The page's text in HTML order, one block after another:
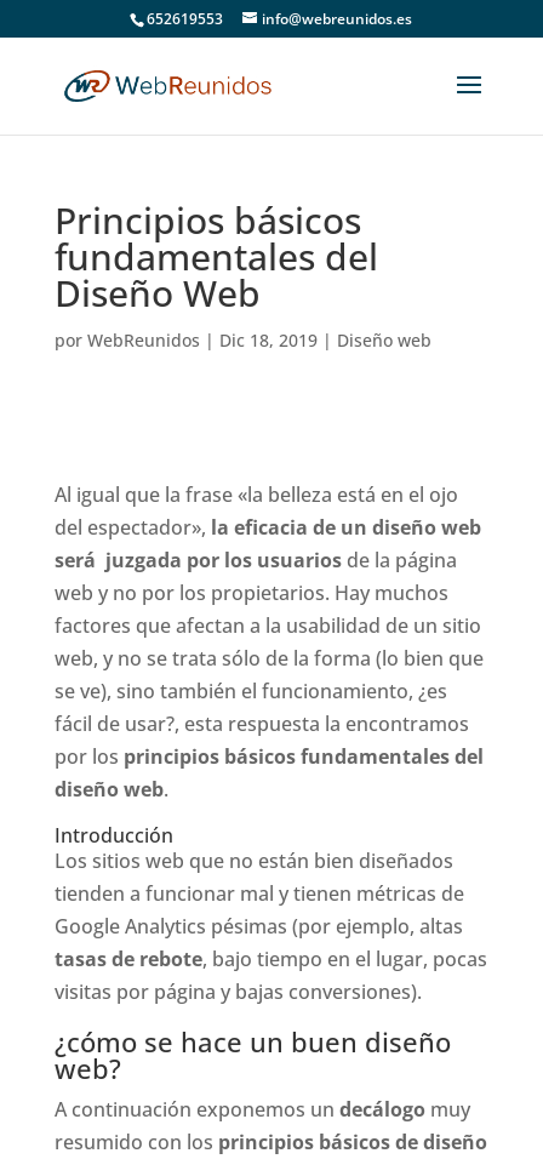
652619553 info@webreunidos.es
Principios básicos
fundamentales del
Diseño Web
por WebReunidos | Dic 18, 2019| Diseño web
Al igual que la frase «la belleza está en el ojo
del espectador», la eficacia de un diseño web
será juzgada por los usuariosde la página
web y no por los propietarios. Hay muchos
factores que afectan a la usabilidad de un sitio
web, y no se trata sólo de la forma (lo bien que
se ve), sino también el funcionamiento, ¿es
fácil de usar?, esta respuesta la encontramos
por los principios básicos fundamentales del
diseño web.
Introducción
Los sitios web que no están bien diseñados
tienden a funcionar mal y tienen métricas de
Google Analytics pésimas (por ejemplo, altas
tasas de rebote, bajo tiempo en el lugar, pocas
visitas por página y bajas conversiones).
¿cómo se hace un buen diseño
web?
A continuación exponemos un decálogomuy
resumido con los principios básicos de diseño